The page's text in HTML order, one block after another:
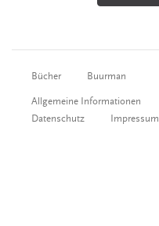
Bücher Buurman
Allgemeine Informationen
Datenschutz
Impressum